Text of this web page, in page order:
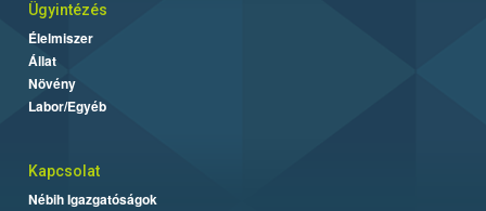
Ügyintézés
Élelmiszer
Állat
Növény
Labor/Egyéb
Kapcsolat
Nébih Igazgatóságok